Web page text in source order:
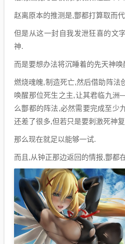
赵离原本的推测是,酆都打算取而
但是从这一封自我发泄狂喜的文
神.
而是要想办法将沉睡着的先天神唤
燃烧魂魄,制造死亡,然后借助阵法
唤醒那位死生之主,让其君临九
么酆都的阵法,必然需要完成至少
还差了很多,但若只是要刺激死神
那么现在就足以能够一试.
而且,从钟正那边返回的情报,酆都